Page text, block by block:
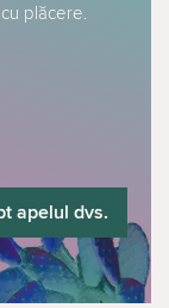
plăcere.
apelul dvs.